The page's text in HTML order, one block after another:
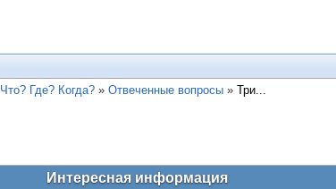
Что? Где? Когда? » Отвеченные вопросы » Три...
Интересная информация